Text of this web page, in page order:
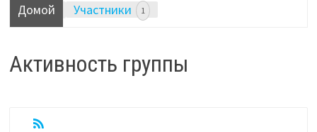
Домой Участники 1
Активность группы
RSS